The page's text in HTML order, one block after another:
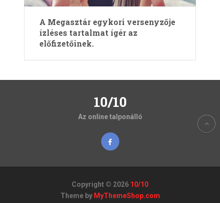
A Megasztár egykori versenyzője
ízléses tartalmat ígér az
előfizetőinek.
10/10
Az online talponálló
Copyright © 2026 10/10
Theme by MyThemeShop.com